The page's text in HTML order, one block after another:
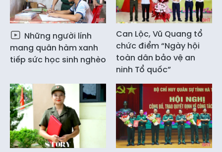
Những người lính
mang quân hàm xanh
tiếp sức học sinh nghèo
Can Lộc, Vũ Quang tổ
chức điểm “Ngày hội
toàn dân bảo vệ an
ninh Tổ quốc”